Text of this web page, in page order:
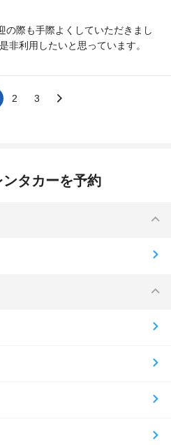
の際も手際よくしていただきまし
是非利用したいと思っています。
2 3
タカーを予約